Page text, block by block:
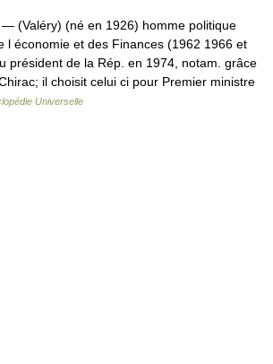
— (Valéry) (né en 1926) homme politique
l économie et des Finances (1962 1966 et
président de la Rép. en 1974, notam. grâce
il choisit celui ci pour Premier ministre
Universelle